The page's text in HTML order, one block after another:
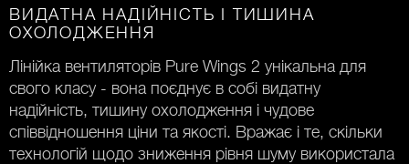
ВИДАТНА НАДІЙНІСТЬ І ТИШИНА
ОХОЛОДЖЕННЯ
Лінійка вентиляторів Pure Wings 2 унікальна для
свого класу - вона поєднує в собі видатну
надійність, тишину охолодження і чудове
співвідношення ціни та якості. Вражає і те, скільки
технологій щодо зниження рівня шуму використала